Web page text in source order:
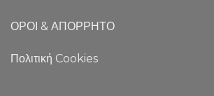
ΟΡΟΙ & ΑΠΟΡΡΗΤΟ
Πολιτική Cookies